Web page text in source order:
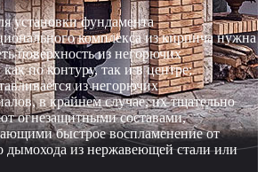
установки фундамента
комплекса из кирпича нужна
поверхность из негорючих
по контуру, так и в центре;
из негорючих
в крайнем случае, их тщательно
огнезащитными составами,
быстрое воспламенение от
дымохода из нержавеющей стали или